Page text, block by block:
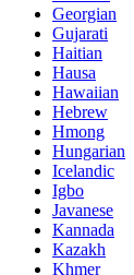
Georgian
Gujarati
Haitian
Hausa
Hawaiian
Hebrew
Hmong
Hungarian
Icelandic
Igbo
Javanese
Kannada
Kazakh
Khmer